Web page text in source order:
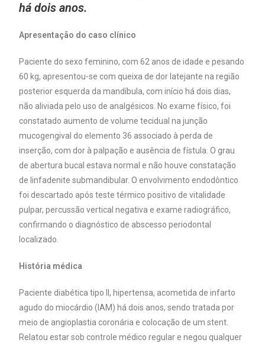
há dois anos.
Apresentação do caso clínico
Paciente do sexo feminino, com 62 anos de idade e pesando
60 kg, apresentou-se com queixa de dor latejante na região
posterior esquerda da mandíbula, com início há dois dias,
não aliviada pelo uso de analgésicos. No exame físico, foi
constatado aumento de volume tecidual na junção
mucogengival do elemento 36 associado à perda de
inserção, com dor à palpação e ausência de fístula. O grau
de abertura bucal estava normal e não houve constatação
de linfadenite submandibular. O envolvimento endodôntico
foi descartado após teste térmico positivo de vitalidade
pulpar, percussão vertical negativa e exame radiográfico,
confirmando o diagnóstico de abscesso periodontal
localizado.
História médica
Paciente diabética tipo II, hipertensa, acometida de infarto
agudo do miocárdio (IAM) há dois anos, sendo tratada por
meio de angioplastia coronária e colocação de um stent.
Relatou estar sob controle médico regular e negou qualquer